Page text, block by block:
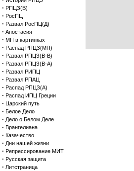
· РПЦЗ(В)
· РосПЦ
· Развал РосПЦ(Д)
· Апостасия
· МП в картинках
· Распад РПЦЗ(МП)
· Развал РПЦЗ(В-В)
· Развал РПЦЗ(В-А)
· Развал РИПЦ
· Развал РПАЦ
· Распад РПЦЗ(А)
· Распад ИПЦ Греции
· Царский путь
· Белое Дело
· Дело о Белом Деле
· Врангелиана
· Казачество
· Дни нашей жизни
· Репрессирование МИТ
· Русская защита
· Литстраница